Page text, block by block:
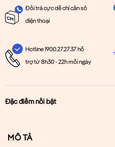
Đổi trả cực dễ chỉ cần số
điện thoại
Hotline 1900.27.27.37 hỗ
trợ từ 8h30 - 22h mỗi ngày
Đặc điểm nổi bật
MÔ TẢ